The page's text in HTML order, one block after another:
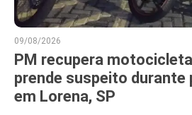
09/08/2026
PM recupera
prende suspeito durante
em Lorena, SP